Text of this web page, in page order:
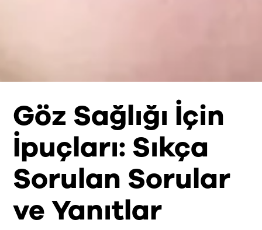
Göz Sağlığı İçin
İpuçları: Sıkça
Sorulan Sorular
ve Yanıtlar